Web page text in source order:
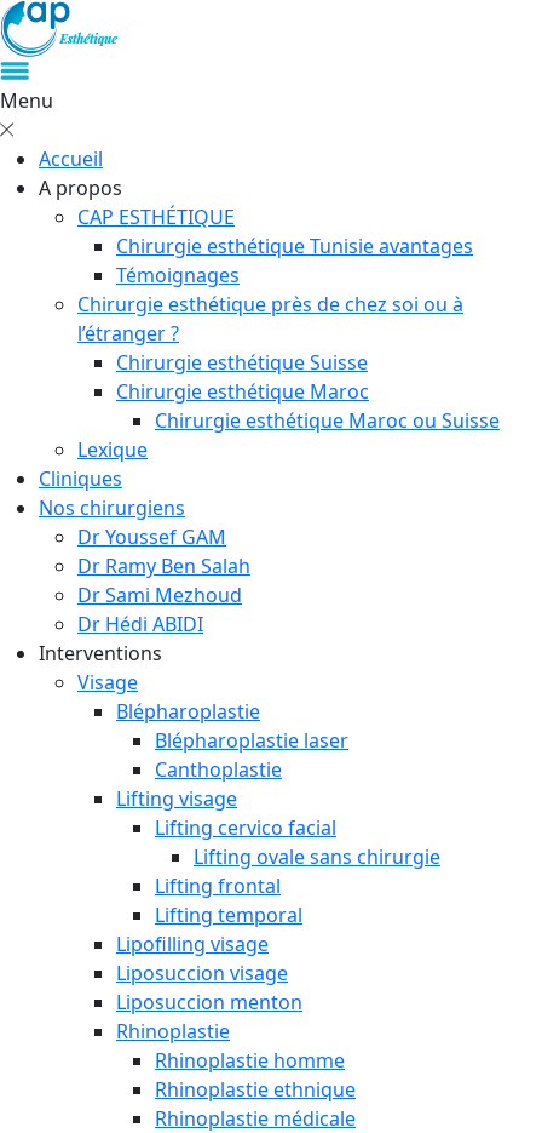
Menu
Accueil
A propos
CAP ESTHÉTIQUE
Chirurgie esthétique Tunisie avantages
Témoignages
Chirurgie esthétique près de chez soi ou à
l’étranger ?
Chirurgie esthétique Suisse
Chirurgie esthétique Maroc
Chirurgie esthétique Maroc ou Suisse
Lexique
Cliniques
Nos chirurgiens
Dr Youssef GAM
Dr Ramy Ben Salah
Dr Sami Mezhoud
Dr Hédi ABIDI
Interventions
Visage
Blépharoplastie
Blépharoplastie laser
Canthoplastie
Lifting visage
Lifting cervico facial
Lifting ovale sans chirurgie
Lifting frontal
Lifting temporal
Lipofilling visage
Liposuccion visage
Liposuccion menton
Rhinoplastie
Rhinoplastie homme
Rhinoplastie ethnique
Rhinoplastie médicale